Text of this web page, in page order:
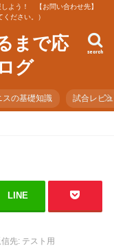
よう！ 【お問い合わせ先】
ださい。）
まで応
グ
search
スの基礎知識 試合レビ
LINE
信先: テスト用